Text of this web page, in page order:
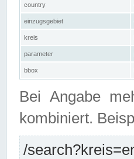
country
einzugsgebiet
kreis
parameter
bbox
Bei Angabe
kombiniert.
/